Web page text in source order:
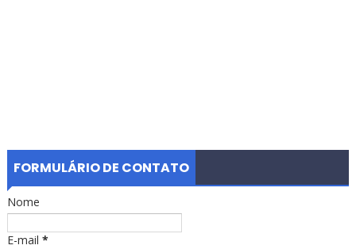
FORMULÁRIO DE CONTATO
Nome
E-mail *